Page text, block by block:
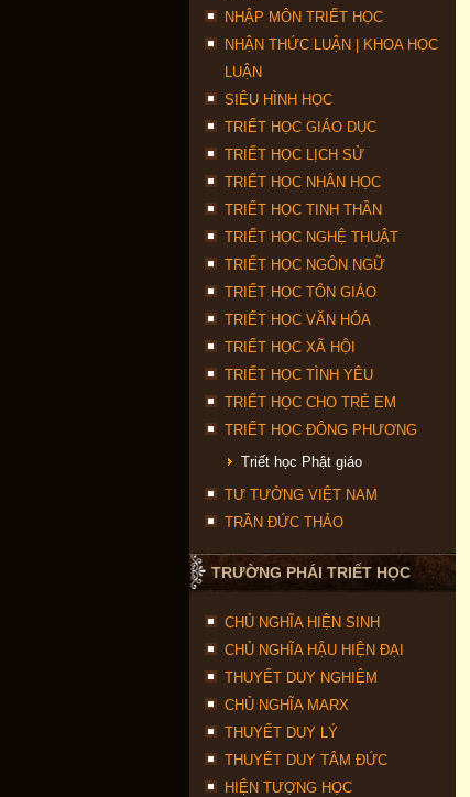
NHẬP MÔN TRIẾT HỌC
NHẬN THỨC LUẬN | KHOA HỌC
LUẬN
SIÊU HÌNH HỌC
TRIẾT HỌC GIÁO DỤC
TRIẾT HỌC LỊCH SỬ
TRIẾT HỌC NHÂN HỌC
TRIẾT HỌC TINH THẦN
TRIẾT HỌC NGHỆ THUẬT
TRIẾT HỌC NGÔN NGỮ
TRIẾT HỌC TÔN GIÁO
TRIẾT HỌC VĂN HÓA
TRIẾT HỌC XÃ HỘI
TRIẾT HỌC TÌNH YÊU
TRIẾT HỌC CHO TRẺ EM
TRIẾT HỌC ĐÔNG PHƯƠNG
Triết học Phật giáo
TƯ TƯỞNG VIỆT NAM
TRẦN ĐỨC THẢO
TRƯỜNG PHÁI TRIẾT HỌC
CHỦ NGHĨA HIỆN SINH
CHỦ NGHĨA HẬU HIỆN ĐẠI
THUYẾT DUY NGHIỆM
CHỦ NGHĨA MARX
THUYẾT DUY LÝ
THUYẾT DUY TÂM ĐỨC
HIỆN TƯỢNG HỌC